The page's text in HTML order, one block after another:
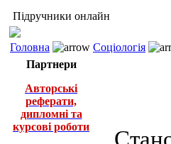
Підручники онлайн
Головна Соціологія
Партнери
Авторські
реферати,
дипломні та
курсові роботи